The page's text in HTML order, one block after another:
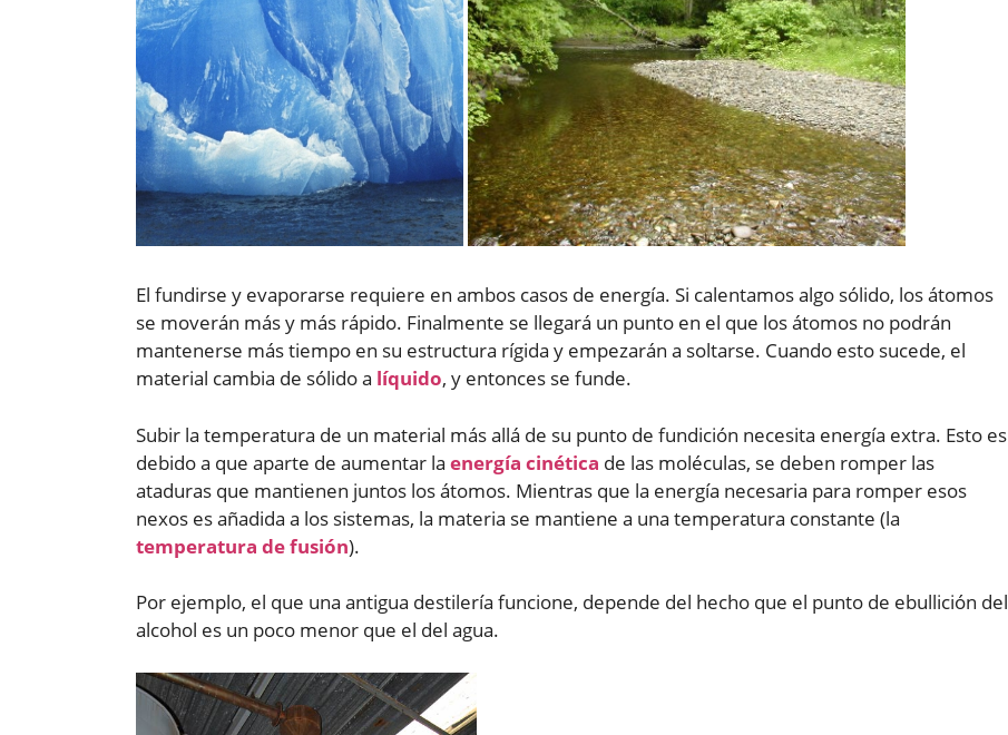
El fundirse y evaporarse requiere en ambos casos de energía. Si calentamos algo sólido, los átomos
se moverán más y más rápido. Finalmente se llegará un punto en el que los átomos no podrán
mantenerse más tiempo en su estructura rígida y empezarán a soltarse. Cuando esto sucede, el
material cambia de sólido a líquido, y entonces se funde.
Subir la temperatura de un material más allá de su punto de fundición necesita energía extra. Esto es
debido a que aparte de aumentar la energía cinética de las moléculas, se deben romper las
ataduras que mantienen juntos los átomos. Mientras que la energía necesaria para romper esos
nexos es añadida a los sistemas, la materia se mantiene a una temperatura constante (la
temperatura de fusión).
Por ejemplo, el que una antigua destilería funcione, depende del hecho que el punto de ebullición del
alcohol es un poco menor que el del agua.